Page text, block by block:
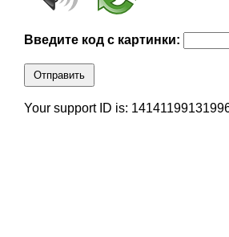
Введите код с картинки:
Отправить
Your support ID is: